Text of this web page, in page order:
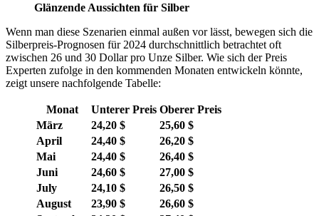
Glänzende Aussichten für Silber
Wenn man diese Szenarien einmal außen vor lässt, bewegen sich die
Silberpreis-Prognosen für 2024 durchschnittlich betrachtet oft
zwischen 26 und 30 Dollar pro Unze Silber. Wie sich der Preis
Experten zufolge in den kommenden Monaten entwickeln könnte,
zeigt unsere nachfolgende Tabelle:
Monat Unterer Preis Oberer Preis
März
24,20 $
25,60 $
April
24,40 $
26,20 $
Mai
24,40 $
26,40 $
Juni
24,60 $
27,00 $
July
24,10 $
26,50 $
August
23,90 $
26,60 $